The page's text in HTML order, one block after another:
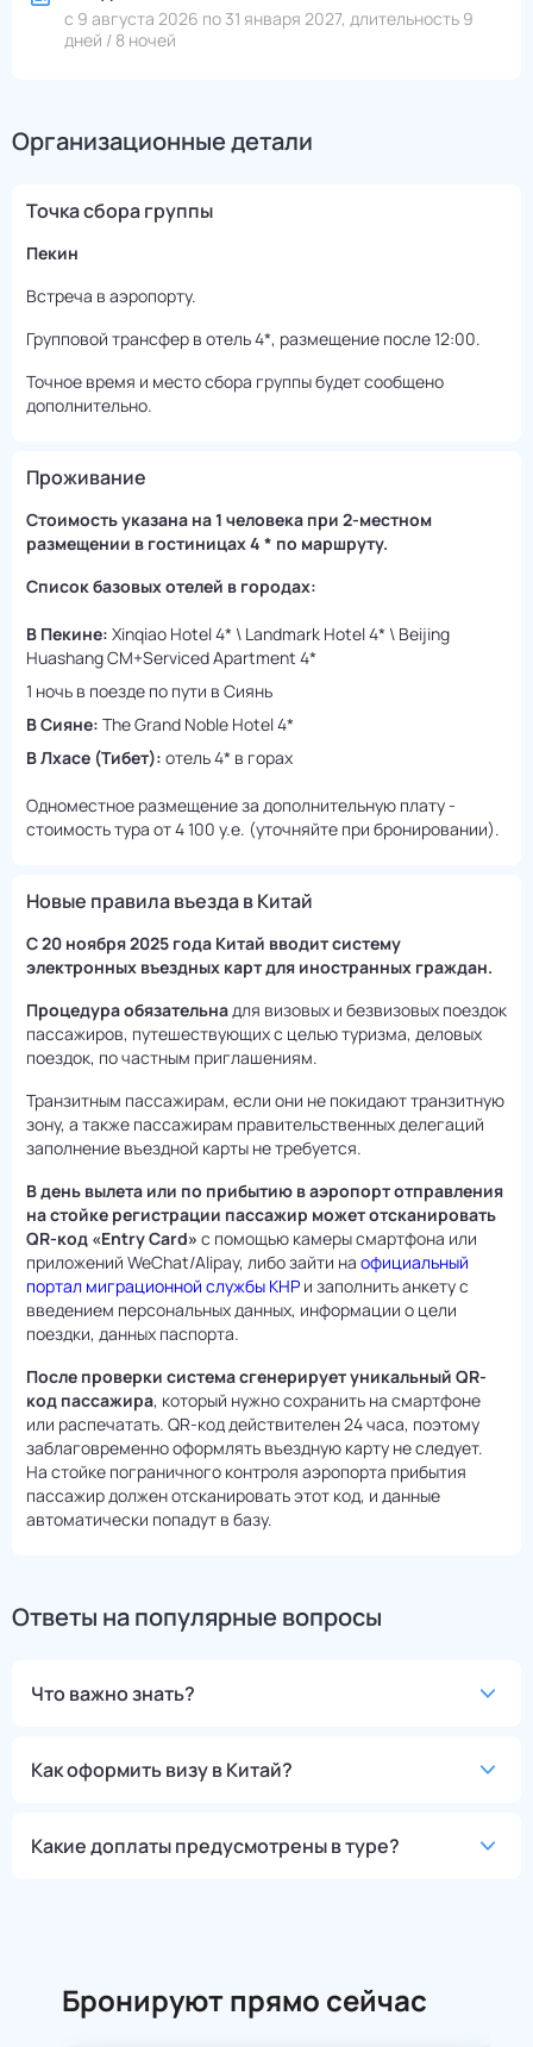
с 9 августа 2026 по 31 января 2027, длительность 9
дней / 8 ночей
Организационные детали
Точка сбора группы
Пекин
Встреча в аэропорту.
Групповой трансфер в отель 4*, размещение после 12:00.
Точное время и место сбора группы будет сообщено
дополнительно.
Проживание
Стоимость указана на 1 человека при 2-местном
размещении в гостиницах 4 * по маршруту.
Список базовых отелей в городах:
В Пекине: Xinqiao Hotel 4* \ Landmark Hotel 4* \ Beijing
Huashang CM+Serviced Apartment 4*
1 ночь в поезде по пути в Сиянь
В Сияне: The Grand Noble Hotel 4*
В Лхасе (Тибет): отель 4* в горах
Одноместное размещение за дополнительную плату -
стоимость тура от 4 100 у.е. (уточняйте при бронировании).
Новые правила въезда в Китай
С 20 ноября 2025 года Китай вводит систему
электронных въездных карт для иностранных граждан.
Процедура обязательнадля визовых и безвизовых поездок
пассажиров, путешествующих с целью туризма, деловых
поездок, по частным приглашениям.
Транзитным пассажирам, если они не покидают транзитную
зону, а также пассажирам правительственных делегаций
заполнение въездной карты не требуется.
В день вылета или по прибытию в аэропорт отправления
на стойке регистрации пассажир может отсканировать
QR-код «Entry Card» с помощью камеры смартфона или
приложений WeChat/Alipay, либо зайти на официальный
портал миграционной службы КНР и заполнить анкету с
введением персональных данных, информации о цели
поездки, данных паспорта.
После проверки система сгенерирует уникальный QR-
код пассажира, который нужно сохранить на смартфоне
или распечатать. QR-код действителен 24 часа, поэтому
заблаговременно оформлять въездную карту не следует.
На стойке пограничного контроля аэропорта прибытия
пассажир должен отсканировать этот код, и данные
автоматически попадут в базу.
Ответы на популярные вопросы
Что важно знать?
Как оформить визу в Китай?
Какие доплаты предусмотрены в туре?
Бронируют прямо сейчас